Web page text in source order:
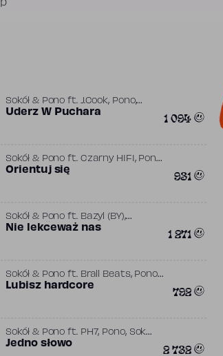
Sokół & Pono ft. J.Cook, Pono,
Sokół (PL)
Uderz W Puchara 1 094
Sokół & Pono ft. Czarny HIFI , Pono
Sokół (PL)
Orientuj się 931
Sokół & Pono ft. Bazyl (BY),
Berezin,Čis T,Frenkie
518,VovaZiL’vova,XL Deluxe
Nie lekceważ nas 1 271
Sokół & Pono ft. Brall Beats, Pono,
Sokół (PL)
Lubisz hardcore 792
Sokół & Pono ft. PH7, Pono, Sokół
(PL)
Jedno słowo 2 732